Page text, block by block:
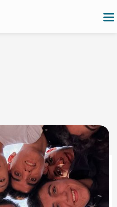
Teilhabe und Inklusion
Migrationsbiographie.